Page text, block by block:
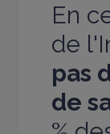
En
de
pas
de